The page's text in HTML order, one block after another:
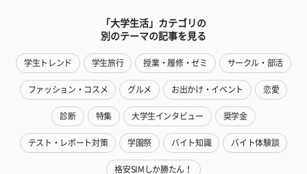
「大学生活」カテゴリの
別のテーマの記事を見る
学生トレンド 学生旅行 授業・履修・ゼミ サークル・部活
ファッション・コスメ グルメ お出かけ・イベント 恋愛
診断 特集 大学生インタビュー 奨学金
テスト・レポート対策 学園祭 バイト知識 バイト体験談
格安SIMしか勝たん！